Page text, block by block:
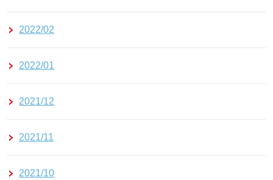
2022/02
2022/01
2021/12
2021/11
2021/10